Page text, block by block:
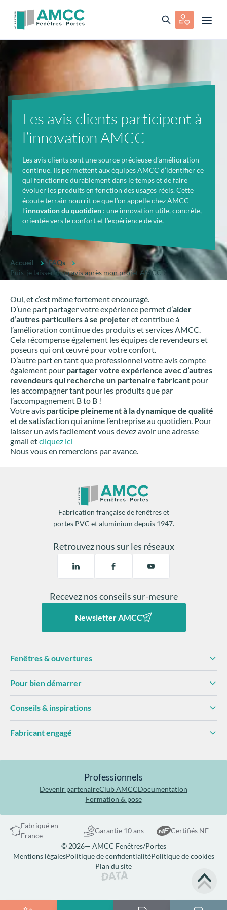
Les avis clients participent à
l’innovation AMCC
Les avis clients sont une source précieuse d’amélioration
continue. Ils permettent aux équipes AMCC d’identifier ce
qui fonctionne durablement dans le temps et de faire
évoluer les produits en fonction des usages réels. Cette
écoute terrain nourrit ce que l’on appelle chez AMCC
l’innovation du quotidien : une innovation utile, concrète,
orientée vers le confort et l’expérience de vie.
Accueil
FAQs
Puis-je laisser mon avis après mon projet AMCC ?
Oui, et c’est même fortement encouragé.
D’une part partager votre expérience permet d’aider
d’autres particuliers à se projeteret contribue à
l’amélioration continue des produits et services AMCC.
Cela récompense également les équipes de revendeurs et
poseurs qui ont œuvré pour votre confort.
D’autre part en tant que professionnel votre avis compte
également pour partager votre expérience avec d’autres
revendeurs qui recherche un partenaire fabricant pour
les accompagner tant pour les produits que par
l’accompagnement B to B !
Votre avis participe pleinement à la dynamique de qualité
et de satisfaction qui anime l’entreprise au quotidien. Pour
laisser un avis facilement vous devez avoir une adresse
gmail etcliquez ici
Nous vous en remercions par avance.
Fabrication française de fenêtres et
portes PVC et aluminium depuis 1947.
Retrouvez nous sur les réseaux
Recevez nos conseils sur-mesure
Newsletter AMCC
Fenêtres & ouvertures
Pour bien démarrer
Conseils & inspirations
Fabricant engagé
Professionnels
Devenir partenaireClub AMCCDocumentation
Formation & pose
Fabriqué en
France
Garantie 10 ans
Certifiés NF
© 2026— AMCC Fenêtres/Portes
Mentions légalesPolitique de confidentialitéPolitique de cookies
Plan du site
Site réalisé par Data Projekt